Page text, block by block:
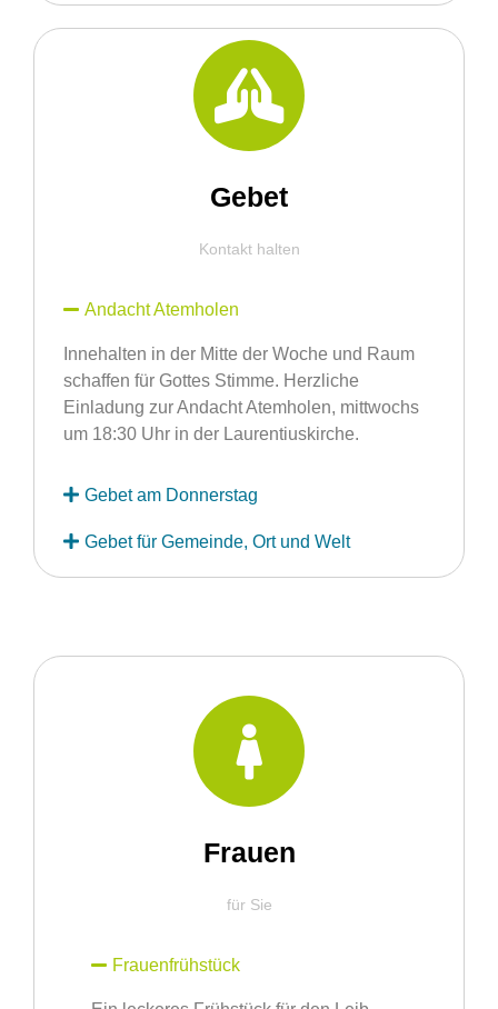
Gebet
Kontakt halten
Andacht Atemholen
Innehalten in der Mitte der Woche und Raum
schaffen für Gottes Stimme. Herzliche
Einladung zur Andacht Atemholen, mittwochs
um 18:30 Uhr in der Laurentiuskirche.
Gebet am Donnerstag
Gebet für Gemeinde, Ort und Welt
Frauen
für Sie
Frauenfrühstück